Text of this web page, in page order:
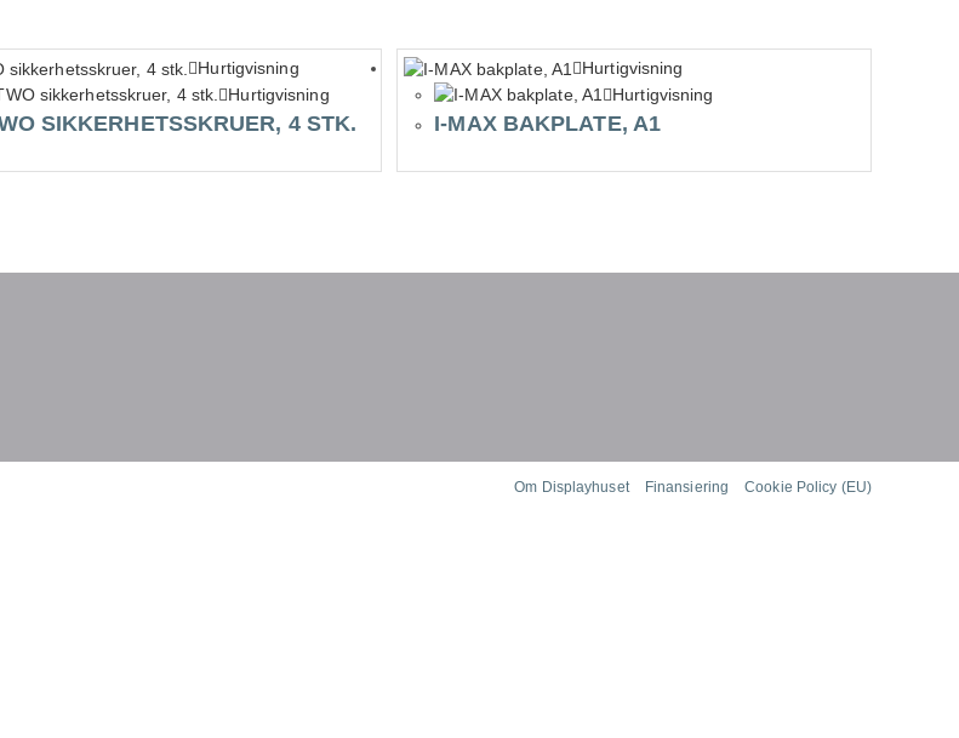
Hurtigvisning
Hurtigvisning
SIKKERHETSSKRUER, 4 STK.
Hurtigvisning
Hurtigvisning
I-MAX BAKPLATE, A1
Om Displayhuset Finansiering Cookie Policy (EU)